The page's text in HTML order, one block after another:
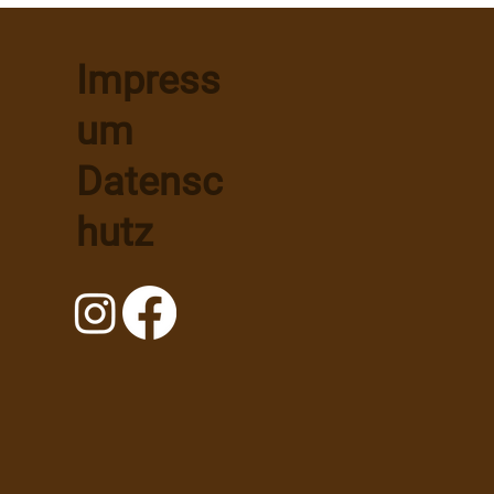
Michaelskreuzschwinget
Impress
um
Datensc
hutz